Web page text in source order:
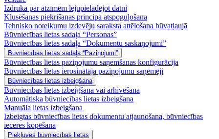
Izdruka par atzīmēm lejupielādējot datni
Klusēšanas piekrišanas principa atspoguļošana
Tehnisko noteikumu izdevēju saraksta attēlošana būvatļaujā
Būvniecības lietas sadaļa “Personas”
Būvniecības lietas sadaļa “Dokumentu saskaņojumi”
Būvniecības lietas sadaļa “Paziņojumi”
Būvniecības lietas paziņojumu saņemšanas konfigurācija
Būvniecības lietas ierosinātāja paziņojumu saņēmēji
Būvniecības lietas izbeigšana
Būvniecības lietas izbeigšana vai arhivēšana
Automātiska būvniecības lietas izbeigšana
Manuāla lietas izbeigšana
Izbeigtas būvniecības lietas dokumentu atjaunošana, būvniecības
ieceres kopēšana
Piekļuves būvniecības lietas